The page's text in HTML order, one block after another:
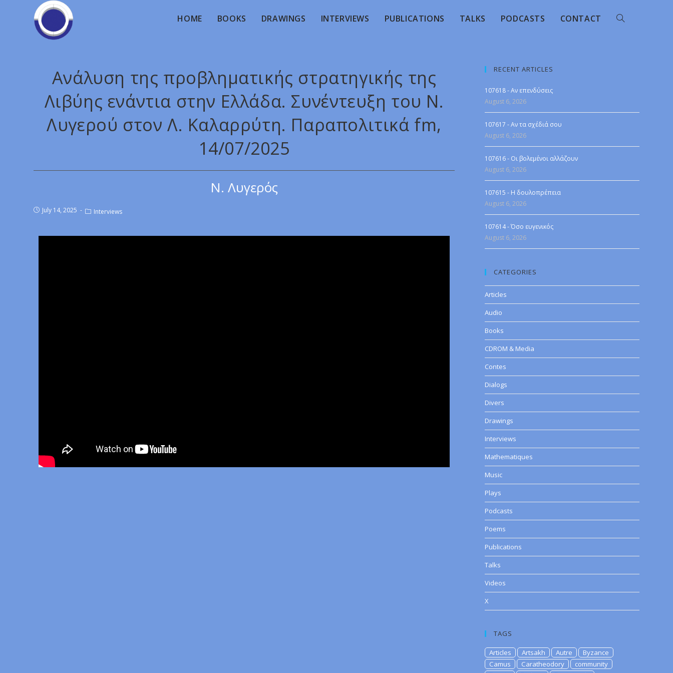
HOME BOOKS DRAWINGS INTERVIEWS PUBLICATIONS TALKS PODCASTS CONTACT
Ανάλυση της προβληματικής στρατηγικής της
Λιβύης ενάντια στην Ελλάδα. Συνέντευξη του Ν.
Λυγερού στον Λ. Καλαρρύτη. Παραπολιτικά fm,
14/07/2025
Ν. Λυγερός
July 14, 2025 Interviews
RECENT ARTICLES
107618 - Αν επενδύσεις
August 6, 2026
107617 - Αν τα σχέδιά σου
August 6, 2026
107616 - Οι βολεμένοι αλλάζουν
August 6, 2026
107615 - Η δουλοπρέπεια
August 6, 2026
107614 - Όσο ευγενικός
August 6, 2026
CATEGORIES
Articles
Audio
Books
CDROM & Media
Contes
Dialogs
Divers
Drawings
Interviews
Mathematiques
Music
Plays
Podcasts
Poems
Publications
Talks
Videos
X
TAGS
Articles Artsakh Autre
Byzance
Camus
Caratheodory
community